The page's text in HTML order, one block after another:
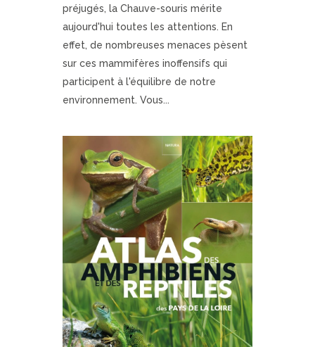
préjugés, la Chauve-souris mérite
aujourd'hui toutes les attentions. En
effet, de nombreuses menaces pèsent
sur ces mammifères inoffensifs qui
participent à l'équilibre de notre
environnement. Vous...